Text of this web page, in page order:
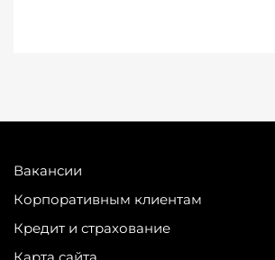
Вакансии
Корпоративным клиентам
Кредит и страхование